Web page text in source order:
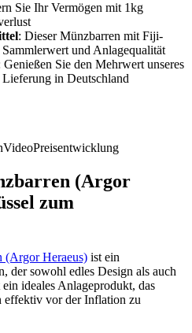
Sie Ihr Vermögen mit 1kg
: Dieser Münzbarren mit Fiji-
und Anlagequalität
Genießen Sie den Mehrwert unseres
in Deutschland
VideoPreisentwicklung
(Argor
zum
(Argor Heraeus) ist ein
der sowohl edles Design als auch
ideales Anlageprodukt, das
effektiv vor der Inflation zu